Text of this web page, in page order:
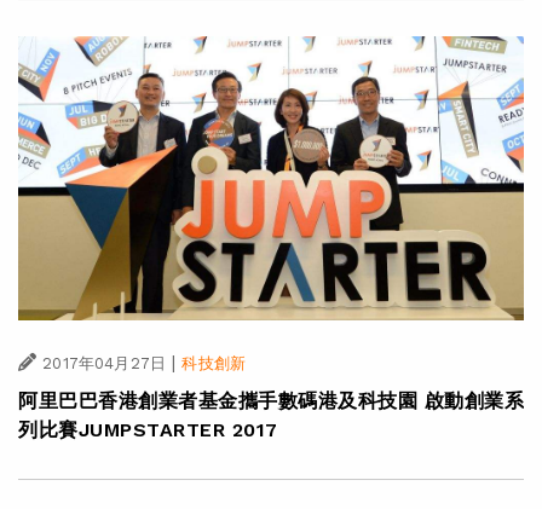
2017年04月27日 | 科技創新
阿里巴巴香港創業者基金攜手數碼港及科技園 啟動創業系
列比賽JUMPSTARTER 2017